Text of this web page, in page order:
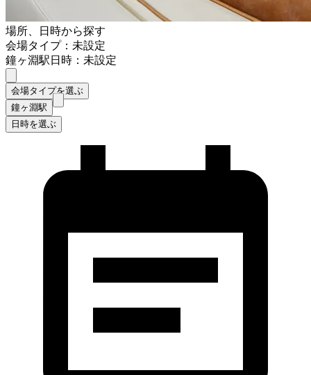
場所、日時から探す
会場タイプ：未設定
鐘ヶ淵駅日時：未設定
会場タイプを選ぶ
鐘ヶ淵駅
日時を選ぶ